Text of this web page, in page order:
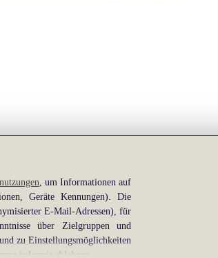
, um Informationen auf
Geräte Kennungen). Die
E-Mail-Adressen), für
über Zielgruppen und
zu Einstellungsmöglichkeiten
jederzeit ablehnen.